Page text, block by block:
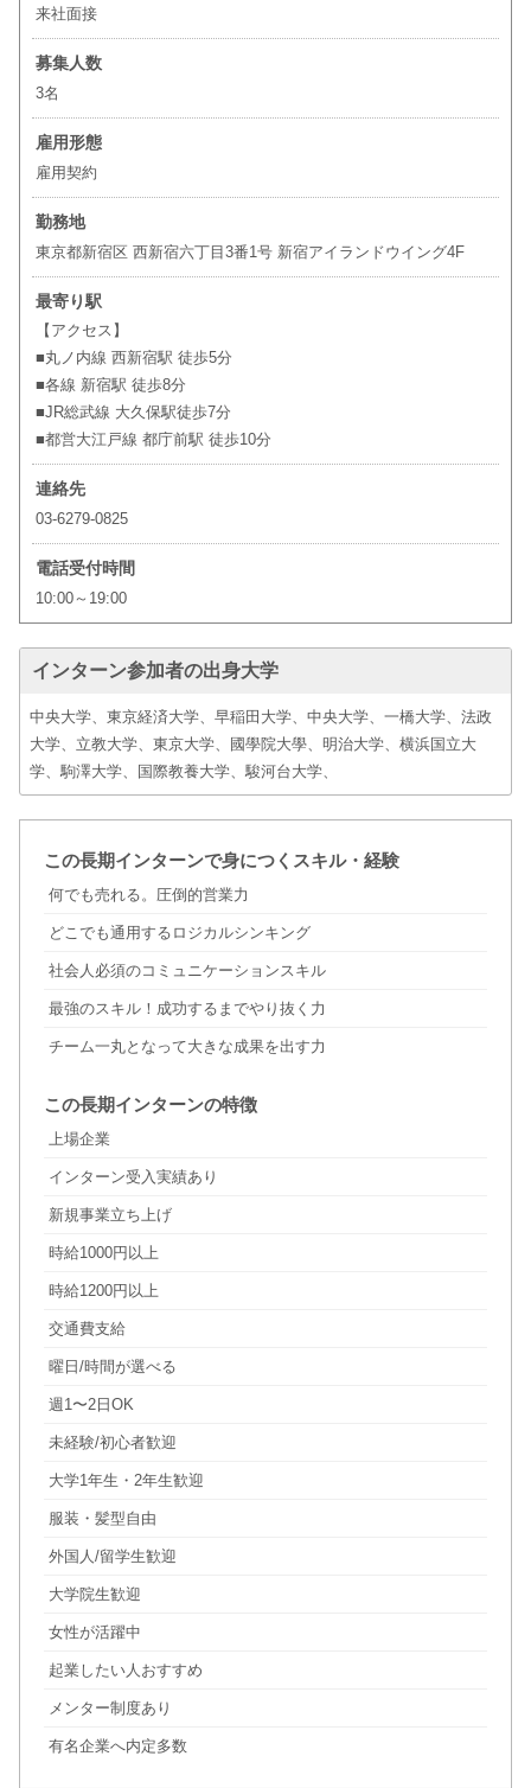
来社面接
募集人数
3名
雇用形態
雇用契約
勤務地
東京都新宿区 西新宿六丁目3番1号 新宿アイランドウイング4F
最寄り駅
【アクセス】
■丸ノ内線 西新宿駅 徒歩5分
■各線 新宿駅 徒歩8分
■JR総武線 大久保駅徒歩7分
■都営大江戸線 都庁前駅 徒歩10分
連絡先
03-6279-0825
電話受付時間
10:00～19:00
インターン参加者の出身大学
中央大学、東京経済大学、早稲田大学、中央大学、一橋大学、法政
大学、立教大学、東京大学、國學院大學、明治大学、横浜国立大
学、駒澤大学、国際教養大学、駿河台大学、
この長期インターンで身につくスキル・経験
何でも売れる。圧倒的営業力
どこでも通用するロジカルシンキング
社会人必須のコミュニケーションスキル
最強のスキル！成功するまでやり抜く力
チーム一丸となって大きな成果を出す力
この長期インターンの特徴
上場企業
インターン受入実績あり
新規事業立ち上げ
時給1000円以上
時給1200円以上
交通費支給
曜日/時間が選べる
週1〜2日OK
未経験/初心者歓迎
大学1年生・2年生歓迎
服装・髪型自由
外国人/留学生歓迎
大学院生歓迎
女性が活躍中
起業したい人おすすめ
メンター制度あり
有名企業へ内定多数